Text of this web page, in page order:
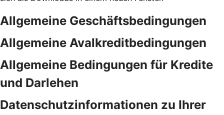
Allgemeine Geschäftsbedingungen
Allgemeine Avalkreditbedingungen
Allgemeine Bedingungen für Kredite
und Darlehen
Datenschutzinformationen zu Ihrer